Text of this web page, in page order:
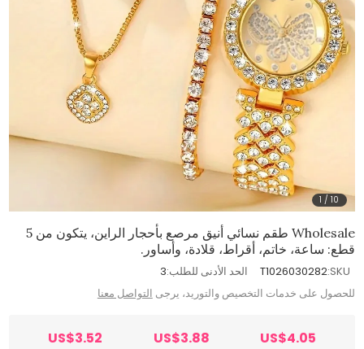
1 /10
Wholesale طقم نسائي أنيق مرصع بأحجار الراين، يتكون من 5
قطع: ساعة، خاتم، أقراط، قلادة، وأساور.
SKU:
T1026030282 الحد الأدنى للطلب:3
للحصول على خدمات التخصيص والتوريد، يرجى التواصل معنا
US$4.05
US$3.88
US$3.52